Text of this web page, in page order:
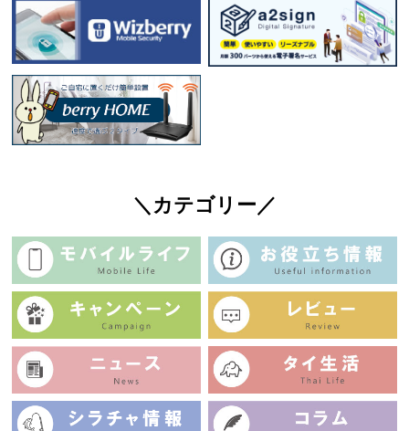
＼カテゴリー／